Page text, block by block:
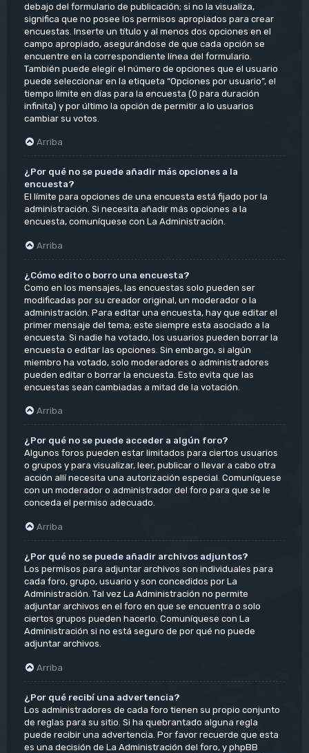
debajo del formulario de publicación; si no la visualiza,
significa que no posee los permisos apropiados para crear
encuestas. Inserte un título y al menos dos opciones en el
campo apropiado, asegurándose de que cada opción se
encuentre en la correspondiente línea del formulario.
También puede elegir el número de opciones que el usuario
puede seleccionar en la etiqueta “Opciones por usuario”, el
tiempo límite en días para la encuesta (0 para duración
infinita) y por último la opción de permitir a lo usuarios
cambiar su votos.
Arriba
¿Por qué no se puede añadir más opciones a la
encuesta?
El límite para opciones de una encuesta está fijado por la
administración. Si necesita añadir más opciones a la
encuesta, comuníquese con La Administración.
Arriba
¿Cómo edito o borro una encuesta?
Como en los mensajes, las encuestas solo pueden ser
modificadas por su creador original, un moderador o la
administración. Para editar una encuesta, hay que editar el
primer mensaje del tema; este siempre esta asociado a la
encuesta. Si nadie ha votado, los usuarios pueden borrar la
encuesta o editar las opciones. Sin embargo, si algún
miembro ha votado, solo moderadores o administradores
pueden editar o borrar la encuesta. Esto evita que las
encuestas sean cambiadas a mitad de la votación.
Arriba
¿Por qué no se puede acceder a algún foro?
Algunos foros pueden estar limitados para ciertos usuarios
o grupos y para visualizar, leer, publicar o llevar a cabo otra
acción allí necesita una autorización especial. Comuníquese
con un moderador o administrador del foro para que se le
conceda el permiso adecuado.
Arriba
¿Por qué no se puede añadir archivos adjuntos?
Los permisos para adjuntar archivos son individuales para
cada foro, grupo, usuario y son concedidos por La
Administración. Tal vez La Administración no permite
adjuntar archivos en el foro en que se encuentra o solo
ciertos grupos pueden hacerlo. Comuníquese con La
Administración si no está seguro de por qué no puede
adjuntar archivos.
Arriba
¿Por qué recibí una advertencia?
Los administradores de cada foro tienen su propio conjunto
de reglas para su sitio. Si ha quebrantado alguna regla
puede recibir una advertencia. Por favor recuerde que esta
es una decisión de La Administración del foro, y phpBB